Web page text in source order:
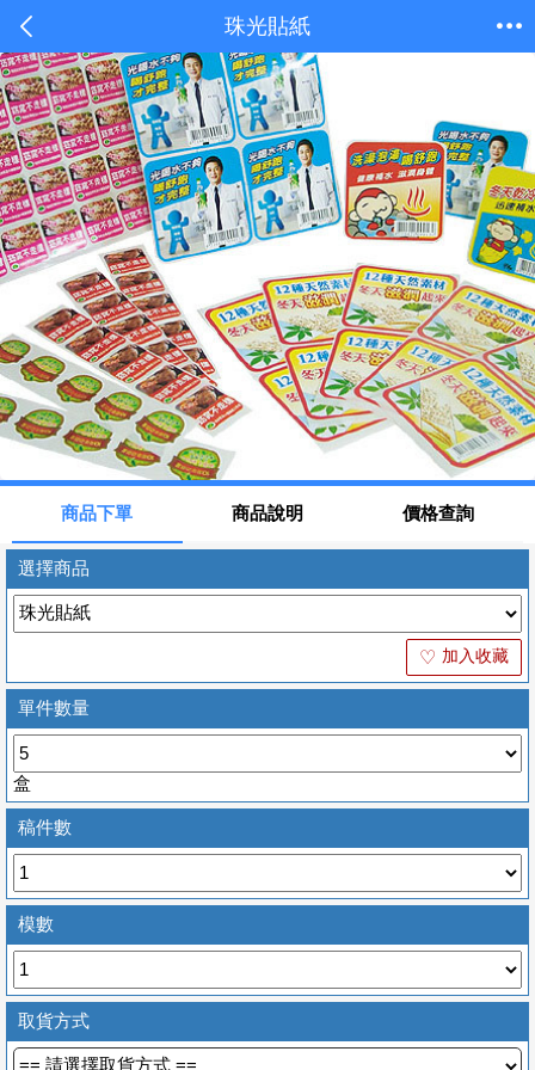
珠光貼紙
商品下單 商品說明 價格查詢
選擇商品
♡ 加入收藏
單件數量
盒
稿件數
模數
取貨方式